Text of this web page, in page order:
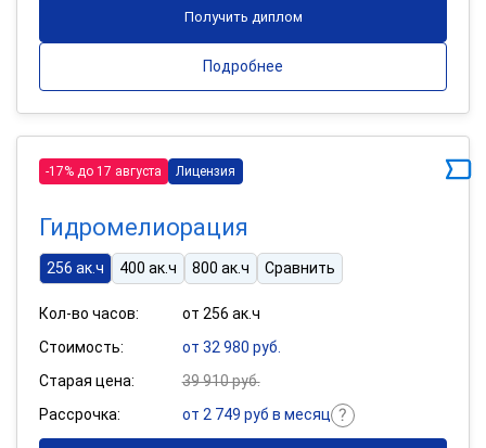
Получить диплом
Подробнее
-17% до 17 августа Лицензия
Гидромелиорация
256 ак.ч 400 ак.ч 800 ак.ч Сравнить
Кол-во часов:
от 256 ак.ч
Стоимость:
от 32 980 руб.
Старая цена:
39 910 руб.
Рассрочка:
от 2 749 руб в месяц